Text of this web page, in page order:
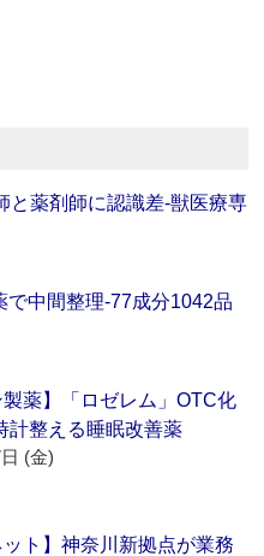
と薬剤師に認識差‐獣医療専
で中間整理‐77成分1042品
製薬】「ロゼレム」OTC化
計整える睡眠改善薬
(金)
ット】神奈川新拠点が業務